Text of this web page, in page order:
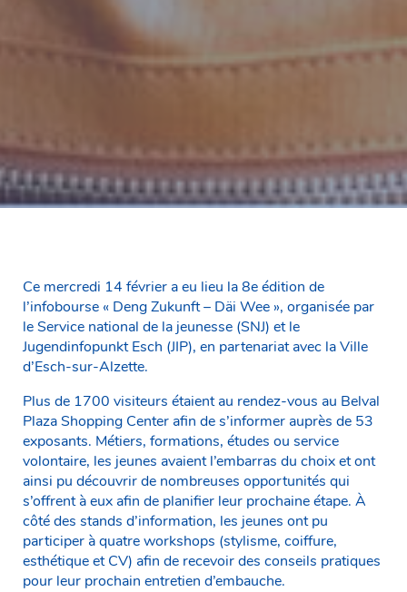
Ce mercredi 14 février a eu lieu la 8e édition de
l’infobourse « Deng Zukunft – Däi Wee », organisée par
le Service national de la jeunesse (SNJ) et le
Jugendinfopunkt Esch (JIP), en partenariat avec la Ville
d’Esch-sur-Alzette.
Plus de 1700 visiteurs étaient au rendez-vous au Belval
Plaza Shopping Center afin de s’informer auprès de 53
exposants. Métiers, formations, études ou service
volontaire, les jeunes avaient l’embarras du choix et ont
ainsi pu découvrir de nombreuses opportunités qui
s’offrent à eux afin de planifier leur prochaine étape. À
côté des stands d’information, les jeunes ont pu
participer à quatre workshops (stylisme, coiffure,
esthétique et CV) afin de recevoir des conseils pratiques
pour leur prochain entretien d’embauche.